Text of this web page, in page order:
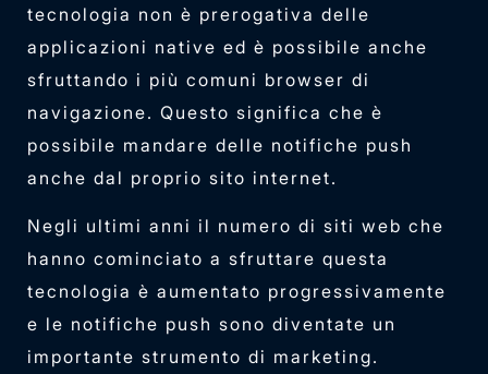
tecnologia non è prerogativa delle
applicazioni native ed è possibile anche
sfruttando i più comuni browser di
navigazione. Questo significa che è
possibile mandare delle notifiche push
anche dal proprio sito internet.
Negli ultimi anni il numero di siti web che
hanno cominciato a sfruttare questa
tecnologia è aumentato progressivamente
e le notifiche push sono diventate un
importante strumento di marketing.